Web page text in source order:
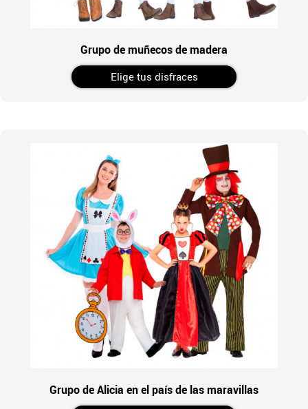
Grupo de muñecos de madera
Elige tus disfraces
Grupo de Alicia en el país de las maravillas